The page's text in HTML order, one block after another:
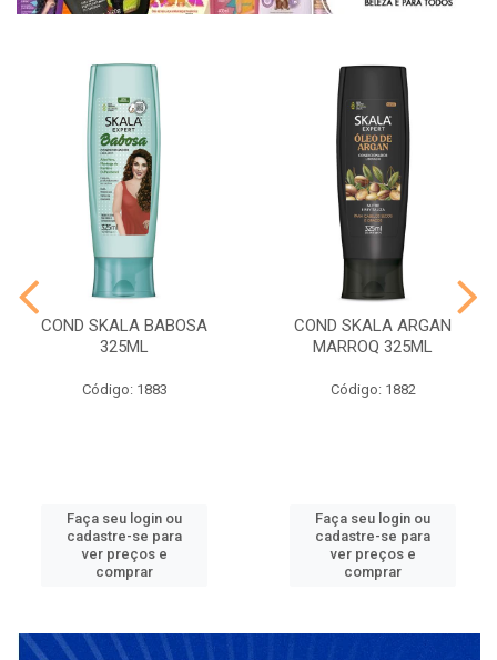
COND SKALA BABOSA
325ML
Código: 1883
Faça seu login ou
cadastre-se para
ver preços e
comprar
COND SKALA ARGAN
MARROQ 325ML
Código: 1882
Faça seu login ou
cadastre-se para
ver preços e
comprar